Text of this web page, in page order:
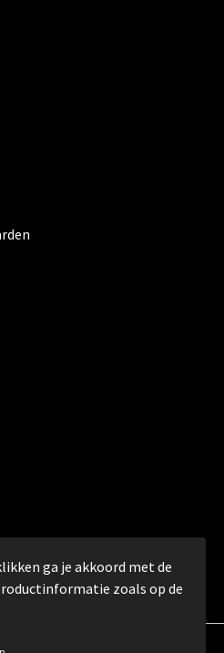
ga je akkoord met de
zoals op de